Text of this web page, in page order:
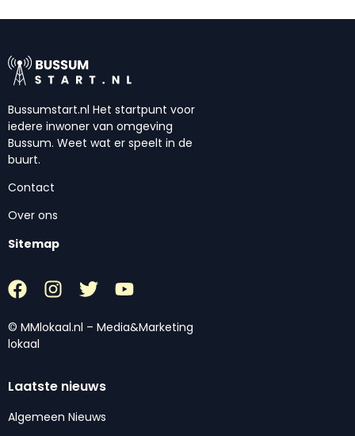
Bussumstart.nl Het startpunt voor
iedere inwoner van omgeving
Bussum. Weet wat er speelt in de
buurt.
Contact
Over ons
Sitemap
© MMlokaal.nl – Media&Marketing
lokaal
Laatste nieuws
Algemeen Nieuws